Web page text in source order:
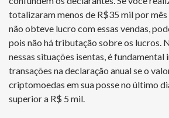
totalizaram menos de R$35 mil por
não obteve lucro com essas vendas,
pois não há tributação sobre os lucros.
nessas situações isentas, é fundamental
transações na declaração anual se o
criptomoedas em sua posse no último
superior a R$ 5 mil.